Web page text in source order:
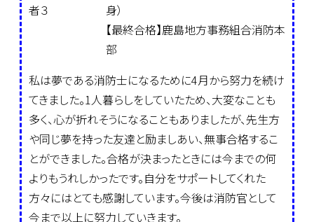
身）
【最終合格】鹿島地方事務組合消防本
部
私は夢である消防士になるために4月から努力を続け
てきました。1人暮らしをしていたため、大変なことも
多く、心が折れそうになることもありましたが、先生方
や同じ夢を持った友達と励ましあい、無事合格するこ
とができました。合格が決まったときには今までの何
よりもうれしかったです。自分をサポートしてくれた
方々にはとても感謝しています。今後は消防官として
今まで以上に努力していきます。